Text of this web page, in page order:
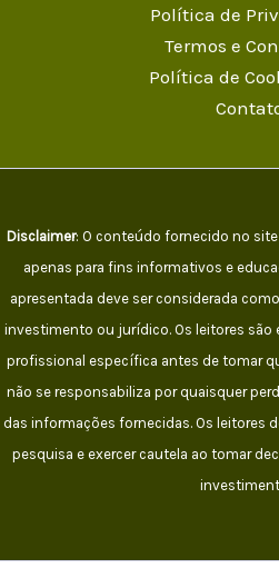
Política de
Termos e
Política de
Disclaimer: O conteúdo fornecido no
apenas para fins informativos e
apresentada deve ser considerada
investimento ou jurídico. Os leitores são
profissional específica antes de tomar
não se responsabiliza por quaisquer
das informações fornecidas. Os leitores
pesquisa e exercer cautela ao tomar